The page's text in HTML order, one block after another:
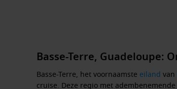
Basse-Terre, Guadeloupe:
Basse-Terre, het voornaamste eiland van
cruise. Deze regio met